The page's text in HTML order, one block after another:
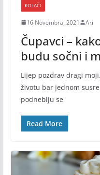
KOLAČI
16 Novembra, 2021 Ari
Čupavci –
budu sočni i
Lijep pozdrav dragi
životu bar jednom
podneblju se
Read More